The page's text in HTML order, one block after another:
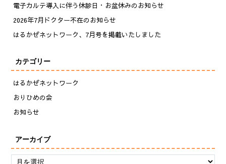
電子カルテ導入に伴う休診日・お盆休みのお知らせ
2026年7月ドクター不在のお知らせ
はるかぜネットワーク、7月号を掲載いたしました
カテゴリー
はるかぜネットワーク
おりひめの会
お知らせ
アーカイブ